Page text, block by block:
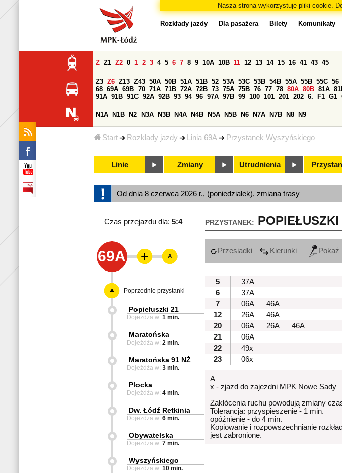
Nasza strona wykorzystuje pliki cookie.
Start Rozkłady jazdy Linia 69A Przystanek Wyszyńskiego
Rozkłady jazdy Dla pasażera Bilety Komunikaty
Z Z1 Z2 0 1 2 3 4 5 6 7 8 9 10A 10B 11 12 13 14 15 16 41 43 45
Z3 Z6 Z13 Z43 50A 50B 51A 51B 52 53A 53C 53B 54B 55A 55B 55C 56
68 69A 69B 70 71A 71B 72A 72B 73 75A 75B 76 77 78 80A 80B 81A
91A 91B 91C 92A 92B 93 94 96 97A 97B 99 100 101 201 202 6. F1 G1
N1A N1B N2 N3A N3B N4A N4B N5A N5B N6 N7A N7B N8 N9
Linie Zmiany Utrudnienia
Od dnia 8 czerwca 2026 r., (poniedziałek), zmiana trasy
PRZYSTANEK:
Czas przejazdu dla: 5:4
69A Przesiadki Kierunki Pokaż
5
37A
6
37A
7
06A
46A
12
26A
46A
20
06A 26A
46A
21
06A
22
49x
23
06x
A
x - zjazd do zajezdni MPK Nowe Sady
Zakłócenia ruchu powodują zmiany
Tolerancja: przyspieszenie - 1 min.
opóźnienie - do 4 min.
Kopiowanie i rozpowszechnianie
jest zabronione.
A
Poprzednie przystanki
Popiełuszki 21
Dojeżdża w: 1 min.
Maratońska
Dojeżdża w: 2 min.
Maratońska 91 NŻ
Dojeżdża w: 3 min.
Plocka
Dojeżdża w: 4 min.
Dw. Łódź Retkinia
Dojeżdża w: 6 min.
Obywatelska
Dojeżdża w: 7 min.
Wyszyńskiego
Dojeżdża w: 10 min.